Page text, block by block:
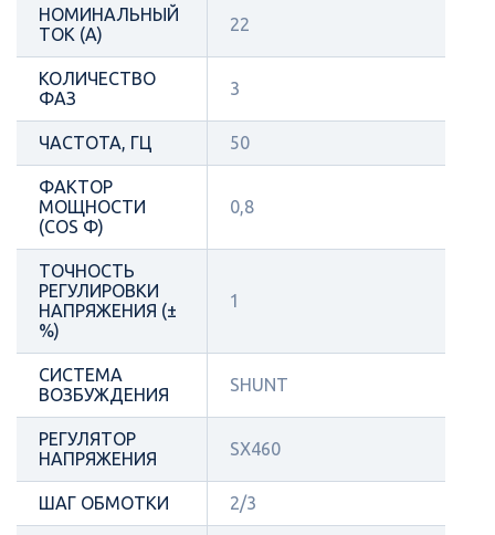
НОМИНАЛЬНЫЙ
ТОК (А)
22
КОЛИЧЕСТВО
ФАЗ
3
ЧАСТОТА, ГЦ 50
ФАКТОР
МОЩНОСТИ
(COS Φ)
0,8
ТОЧНОСТЬ
РЕГУЛИРОВКИ
НАПРЯЖЕНИЯ (±
%)
1
СИСТЕМА
ВОЗБУЖДЕНИЯ
SHUNT
РЕГУЛЯТОР
НАПРЯЖЕНИЯ
SX460
ШАГ ОБМОТКИ 2/3